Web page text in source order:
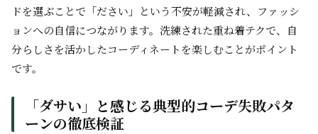
ドを選ぶことで「ださい」という不安が軽減され、ファッシ
ョンへの自信につながります。洗練された重ね着テクで、自
分らしさを活かしたコーディネートを楽しむことがポイント
です。
「ダサい」と感じる典型的コーデ失敗パタ
ーンの徹底検証